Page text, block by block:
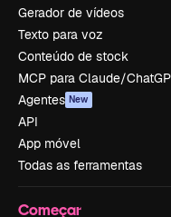
Gerador de vídeos
Texto para voz
Conteúdo de stock
MCP para Claude/
Agentes New
API
App móvel
Todas as ferramentas
Começar